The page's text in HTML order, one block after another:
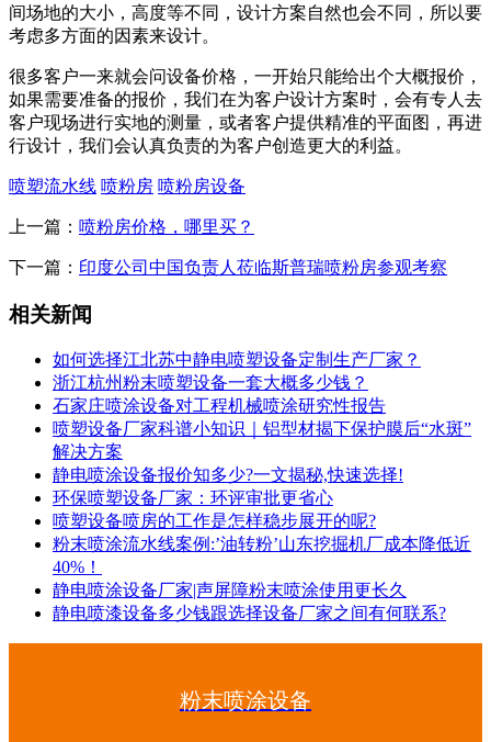
间场地的大小，高度等不同，设计方案自然也会不同，所以要
考虑多方面的因素来设计。
很多客户一来就会问设备价格，一开始只能给出个大概报价，
如果需要准备的报价，我们在为客户设计方案时，会有专人去
客户现场进行实地的测量，或者客户提供精准的平面图，再进
行设计，我们会认真负责的为客户创造更大的利益。
喷塑流水线 喷粉房 喷粉房设备
上一篇： 喷粉房价格，哪里买？
下一篇： 印度公司中国负责人莅临斯普瑞喷粉房参观考察
相关新闻
如何选择江北苏中静电喷塑设备定制生产厂家？
浙江杭州粉末喷塑设备一套大概多少钱？
石家庄喷涂设备对工程机械喷涂研究性报告
喷塑设备厂家科谱小知识｜铝型材揭下保护膜后“水斑”
解决方案
静电喷涂设备报价知多少?一文揭秘,快速选择!
环保喷塑设备厂家：环评审批更省心
喷塑设备喷房的工作是怎样稳步展开的呢?
粉末喷涂流水线案例:’油转粉’山东挖掘机厂成本降低近
40%！
静电喷涂设备厂家|声屏障粉末喷涂使用更长久
静电喷漆设备多少钱跟选择设备厂家之间有何联系?
粉末喷涂设备